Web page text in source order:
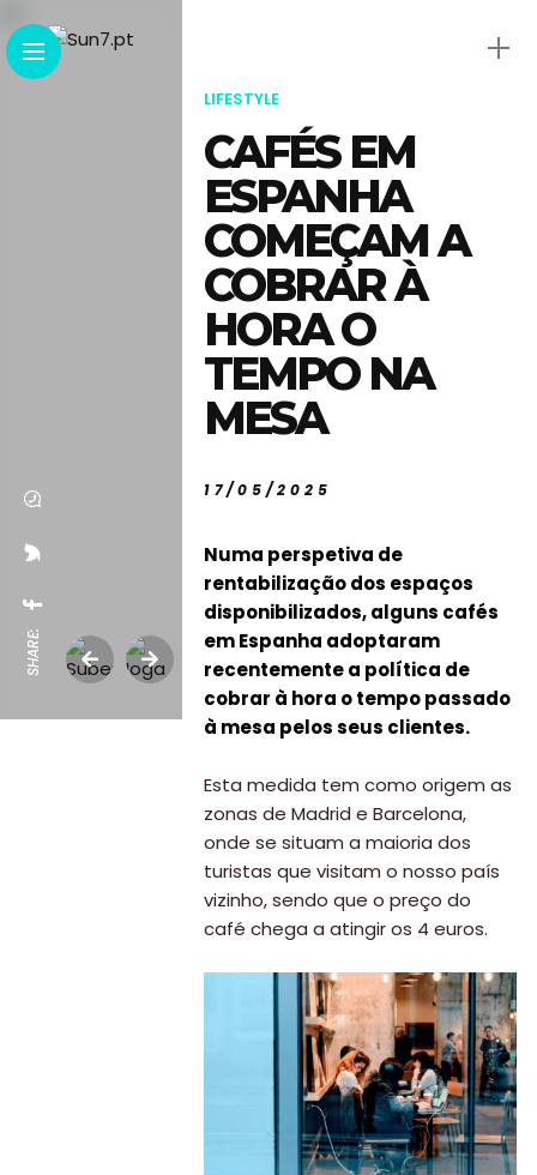
SHARE:
LIFESTYLE
CAFÉS EM
ESPANHA
COMEÇAM A
COBRAR À
HORA O
TEMPO NA
MESA
17/05/2025
Numa perspetiva de
rentabilização dos espaços
disponibilizados, alguns cafés
em Espanha adoptaram
recentemente a política de
cobrar à hora o tempo passado
à mesa pelos seus clientes.
Esta medida tem como origem as
zonas de Madrid e Barcelona,
onde se situam a maioria dos
turistas que visitam o nosso país
vizinho, sendo que o preço do
café chega a atingir os 4 euros.